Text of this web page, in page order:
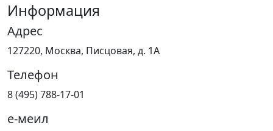
Информация
Адрес
127220, Москва, Писцовая, д. 1А
Телефон
8 (495) 788-17-01
е-меил